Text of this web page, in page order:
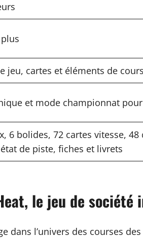
jeu, cartes et éléments de
et mode championnat
6 bolides, 72 cartes vitesse,
de piste, fiches et livrets
le jeu de société
dans l’univers des courses